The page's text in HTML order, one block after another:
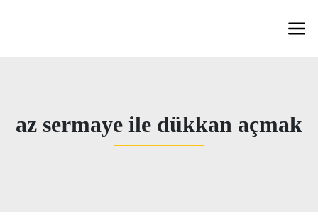
az sermaye ile dükkan açmak